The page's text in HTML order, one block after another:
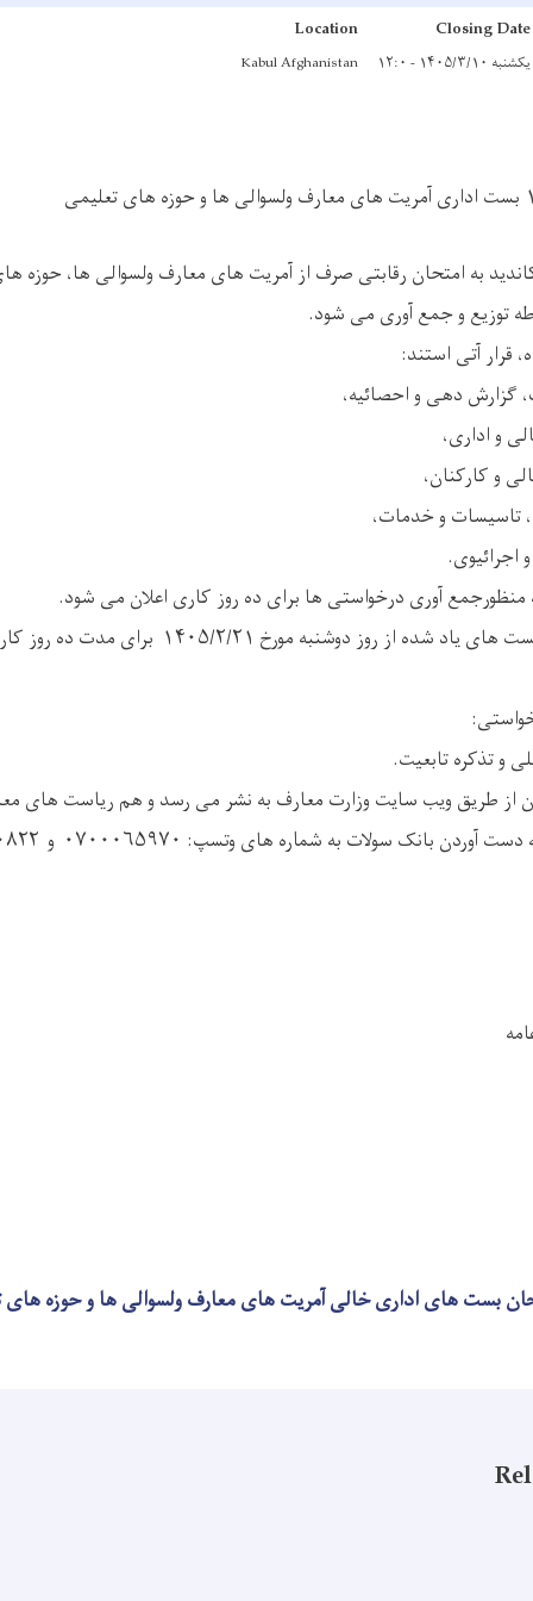
Closing Date
یکشنبه ۱۴۰۵/۳/۱۰ - ۱۲:۰
Location
Kabul Afghanistan
به امتحان رقابتی صرف از آمریت های معارف ولسوالی ها، حوزه
توزیع و جمع آوری می شود.
آتی استند:
آوری درخواستی ها برای ده روز کاری اعلان می شود.
*__ تاریخ شروع اعلان بست های یاد شده از روز دوشنبه
و تذکره تابعیت.
از طریق ویب سایت وزارت معارف به نشر می رسد و هم ریاست های
بست های اداری خالی آمریت های معارف ولسوالی ها و حوزه های